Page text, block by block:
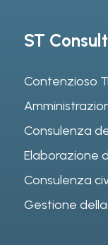
ST
Contenzioso
Consulenza
Elaborazione
Consulenza
Gestione della